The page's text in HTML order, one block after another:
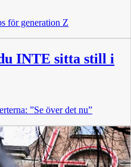
för generation Z
INTE sitta still i
”Se över det nu”